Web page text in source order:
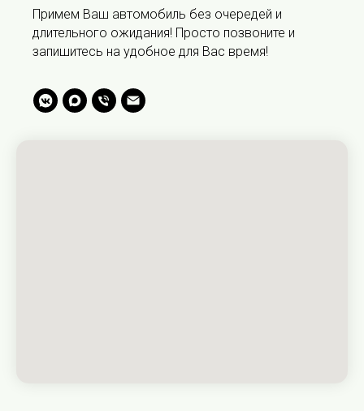
Примем Ваш автомобиль без очередей и
длительного ожидания! Просто позвоните и
запишитесь на удобное для Вас время!